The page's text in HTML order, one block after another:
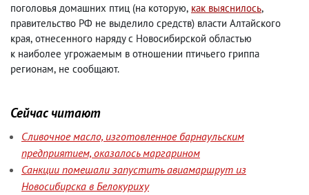
поголовья домашних птиц (на которую, как выяснилось,
правительство РФ не выделило средств) власти Алтайского
края, отнесенного наряду с Новосибирской областью
к наиболее угрожаемым в отношении птичьего гриппа
регионам, не сообщают.
Сейчас читают
Сливочное масло, изготовленное барнаульским
предприятием, оказалось маргарином
Санкции помешали запустить авиамаршрут из
Новосибирска в Белокуриху